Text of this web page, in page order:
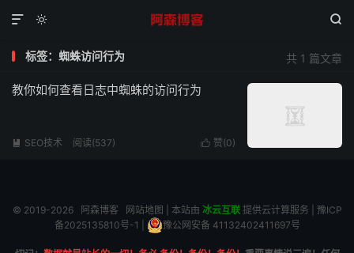
 

共 1 篇文章
标签：蜘蛛访问行为
教你如何查看日志中蜘蛛的访问行为
 赞(0)
 SEO技术 阅读(537)
© 2019-2026 阿森博客 网站地图 | 本站由 冰云互联提供云计算服务 | 豫ICP
备2025135810号-1
豫公网安备 41132402411697号